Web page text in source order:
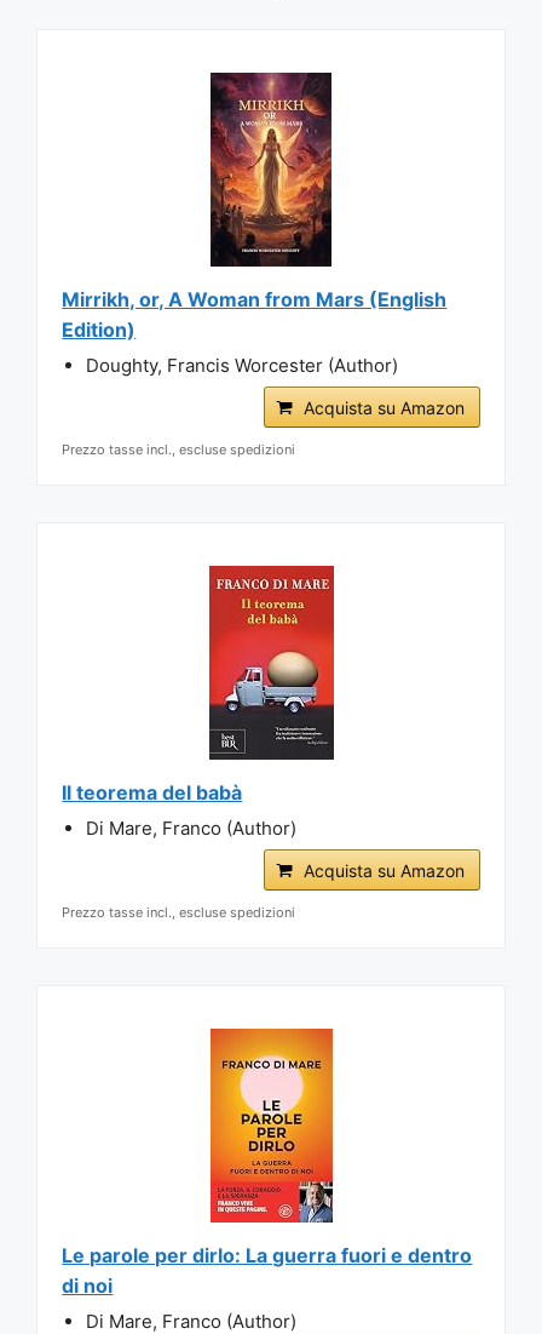
Mirrikh, or, A Woman from Mars (English
Edition)
Doughty, Francis Worcester (Author)
Acquista su Amazon
Prezzo tasse incl., escluse spedizioni
Il teorema del babà
Di Mare, Franco (Author)
Acquista su Amazon
Prezzo tasse incl., escluse spedizioni
Le parole per dirlo: La guerra fuori e dentro
di noi
Di Mare, Franco (Author)